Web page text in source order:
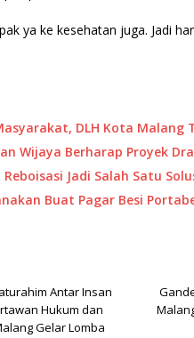
ya ke kesehatan juga. Jadi
DLH Kota Malang
Wijaya Berharap Proyek
Jadi Salah Satu
Buat Pagar Besi
Antar Insan
Hukum dan
Gelar Lomba